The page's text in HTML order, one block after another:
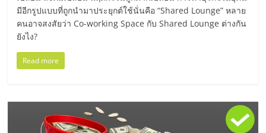
ปรึกษา
ฟรี,
บริการ
มีอีกรูปแบบที่ถูกนำมาประยุกต์ใช้นั่นคือ “Shared Lounge” หลาย
คนอาจสงสัยว่า Co-working Space กับ Shared Lounge ต่างกัน
ยังไง?
Read more